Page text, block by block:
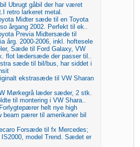
Ubrugt gåbil der har været
retro larkeret metal.
Midter sæde til en Toyota
årgang 2002. Perfekt til ek..
Previa Midtersæde til
årg. 2000-2006, inkl. hoftesele
Sæde til Ford Galaxy, VW
flot lædersæde der passer til..
sæde til bil/bus, har siddet i
ekstrasæde til VW Sharan
Mørkegrå læder sæder, 2 stk.
til montering i VW Shara..
helt nye high
beam pærer til amerikaner bil
Forsæde til fx Mercedes;
IS2000, model Trend. Sædet er